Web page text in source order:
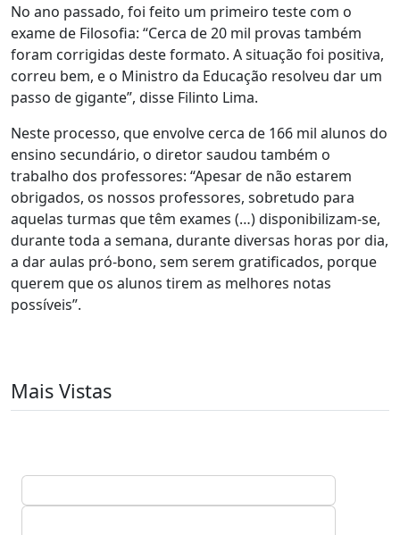
No ano passado, foi feito um primeiro teste com o
exame de Filosofia: “Cerca de 20 mil provas também
foram corrigidas deste formato. A situação foi positiva,
correu bem, e o Ministro da Educação resolveu dar um
passo de gigante”, disse Filinto Lima.
Neste processo, que envolve cerca de 166 mil alunos do
ensino secundário, o diretor saudou também o
trabalho dos professores: “Apesar de não estarem
obrigados, os nossos professores, sobretudo para
aquelas turmas que têm exames (…) disponibilizam-se,
durante toda a semana, durante diversas horas por dia,
a dar aulas pró-bono, sem serem gratificados, porque
querem que os alunos tirem as melhores notas
possíveis”.
Mais Vistas